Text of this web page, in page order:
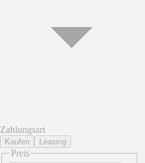
Zahlungsart
Kaufen Leasing
Preis